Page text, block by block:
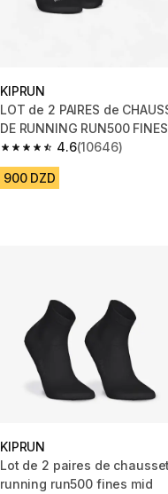
KIPRUN
LOT de 2 PAIRES de
DE RUNNING RUN500 FINES
INVISIBLES4.6
4.6 out of 5 stars from
(10646)
900 DZD
KIPRUN
Lot de 2 paires de
running run500 fines mid